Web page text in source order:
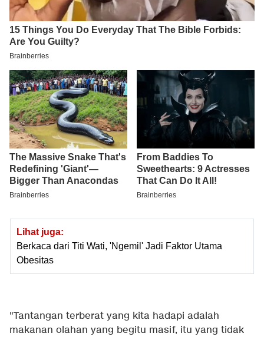
Lihat juga:
Berkaca dari Titi Wati, 'Ngemil' Jadi Faktor Utama
Obesitas
"Tantangan terberat yang kita hadapi adalah
makanan olahan yang begitu masif, itu yang tidak